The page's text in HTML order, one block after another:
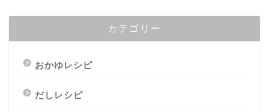
カテゴリー
おかゆレシピ
だしレシピ